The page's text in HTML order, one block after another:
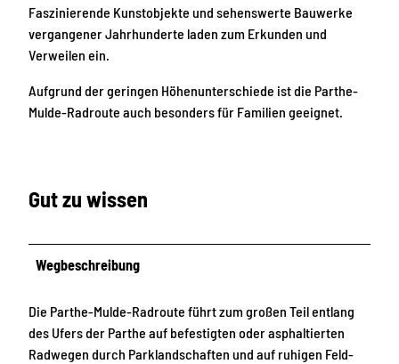
Faszinierende Kunstobjekte und sehenswerte Bauwerke
vergangener Jahrhunderte laden zum Erkunden und
Verweilen ein.
Aufgrund der geringen Höhenunterschiede ist die Parthe-
Mulde-Radroute auch besonders für Familien geeignet.
Gut zu wissen
Wegbeschreibung
Die Parthe-Mulde-Radroute führt zum großen Teil entlang
des Ufers der Parthe auf befestigten oder asphaltierten
Radwegen durch Parklandschaften und auf ruhigen Feld-